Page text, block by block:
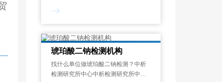
试验方案。对酒精含量、防漏粉性、
并出具严谨公正的食品保鲜剂检测报
告。
琥珀酸二钠检测机构
找什么单位做琥珀酸二钠检测？中析
检测研究所中心中析检测研究所中心